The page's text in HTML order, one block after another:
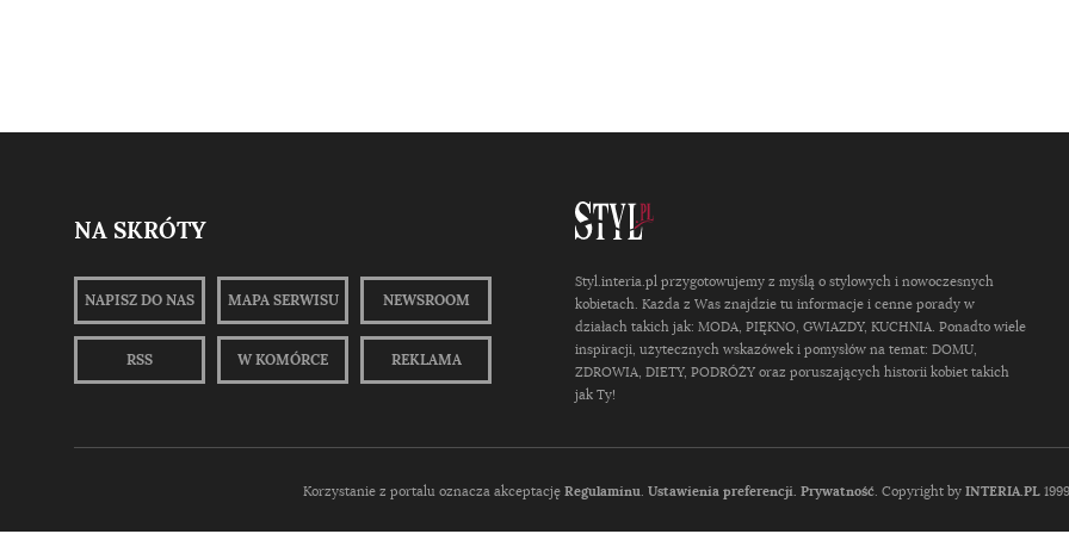
NA SKRÓTY
NAPISZ DO NAS MAPA SERWISU NEWSROOM
RSS W KOMÓRCE REKLAMA
Styl.interia.pl przygotowujemy z myślą o stylowych i nowoczesnych
kobietach. Każda z Was znajdzie tu informacje i cenne porady w
działach takich jak: MODA, PIĘKNO, GWIAZDY, KUCHNIA. Ponadto wiele
inspiracji, użytecznych wskazówek i pomysłów na temat: DOMU,
ZDROWIA, DIETY, PODRÓŻY oraz poruszających historii kobiet takich
jak Ty!
Korzystanie z portalu oznacza akceptację Regulaminu. Ustawienia preferencji. Prywatność. Copyright by INTERIA.PL